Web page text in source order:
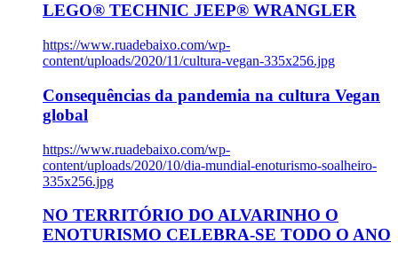
LEGO® TECHNIC JEEP® WRANGLER
https://www.ruadebaixo.com/wp-
content/uploads/2020/11/cultura-vegan-335x256.jpg
Consequências da pandemia na cultura Vegan
global
https://www.ruadebaixo.com/wp-
content/uploads/2020/10/dia-mundial-enoturismo-soalheiro-
335x256.jpg
NO TERRITÓRIO DO ALVARINHO O
ENOTURISMO CELEBRA-SE TODO O ANO